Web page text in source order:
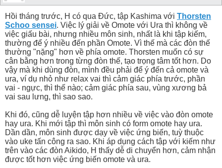
Hồi tháng trước, H có qua Đức, tập Kashima với Thorsten
Schoo sensei. Việc lý giải về Omote với Ura thì không về
việc giấu bài, nhưng nhiều môn sinh, nhất là khi tập kiếm,
thường để ý nhiều đến phần Omote. Vì thế mà các đòn thế
thường "nặng" hơn về phía omote. Thorsten muốn có sự
cân bằng hơn trong từng đòn thế, tạo trọng tâm tốt hơn. Do
vậy mà khi dùng đòn, mình đều phải để ý đến cả omote và
ura, ví dụ nhỏ như relax vai thì cảm giác phía trước, phần
vai - ngực, thì thế nào; cảm giác phía sau, vùng xương bả
vai sau lưng, thì sao sao.
Khi đó, cũng dễ luyện tập hơn nhiều về việc vào đòn omote
hay ura. Khi mới tập thì môn sinh có form omote hay ura.
Dần dần, môn sinh được dạy về việc ứng biến, tuỳ thuộc
vào uke tấn công ra sao. Khi áp dụng cách tập với kiếm như
trên vào các đòn Aikido, H thấy dễ di chuyển hơn, cảm nhận
được tốt hơn việc ứng biến omote và ura.